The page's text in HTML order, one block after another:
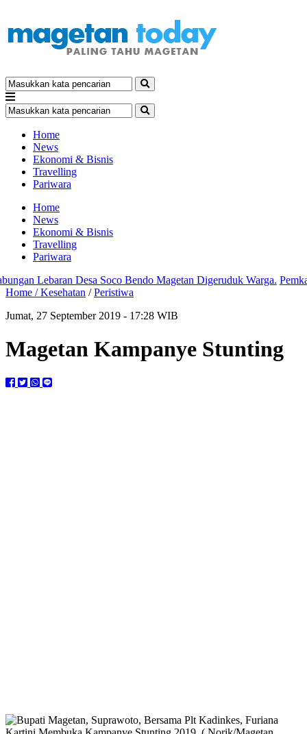
Home
News
Ekonomi & Bisnis
Travelling
Pariwara
Home
News
Ekonomi & Bisnis
Travelling
Pariwara
Lebaran Desa Soco Bendo Magetan Digeruduk Warga. Pemkab
Home /Kesehatan /Peristiwa
Jumat, 27 September 2019 - 17:28 WIB
Magetan Kampanye Stunting